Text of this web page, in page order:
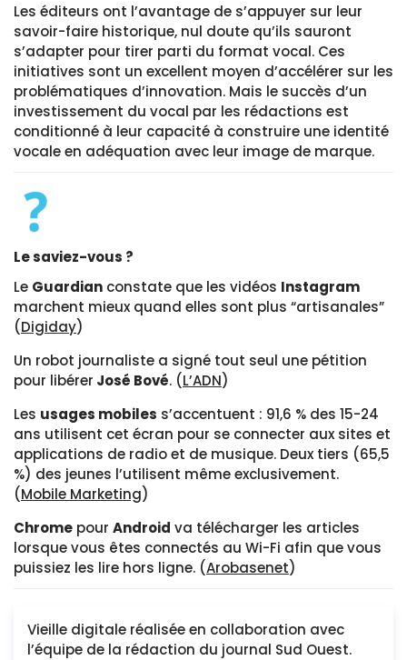
Les éditeurs ont l’avantage de s’appuyer sur leur
savoir-faire historique, nul doute qu’ils sauront
s’adapter pour tirer parti du format vocal. Ces
initiatives sont un excellent moyen d’accélérer sur les
problématiques d’innovation. Mais le succès d’un
investissement du vocal par les rédactions est
conditionné à leur capacité à construire une identité
vocale en adéquation avec leur image de marque.
Le saviez-vous ?
Le Guardian constate que les vidéos Instagram
marchent mieux quand elles sont plus “artisanales”
(Digiday)
Un robot journaliste a signé tout seul une pétition
pour libérer José Bové. (L’ADN)
Les usages mobiles s’accentuent : 91,6 % des 15-24
ans utilisent cet écran pour se connecter aux sites et
applications de radio et de musique. Deux tiers (65,5
%) des jeunes l’utilisent même exclusivement.
(Mobile Marketing)
Chrome pour Android va télécharger les articles
lorsque vous êtes connectés au Wi-Fi afin que vous
puissiez les lire hors ligne. (Arobasenet)
Vieille digitale réalisée en collaboration avec
l’équipe de la rédaction du journal Sud Ouest.